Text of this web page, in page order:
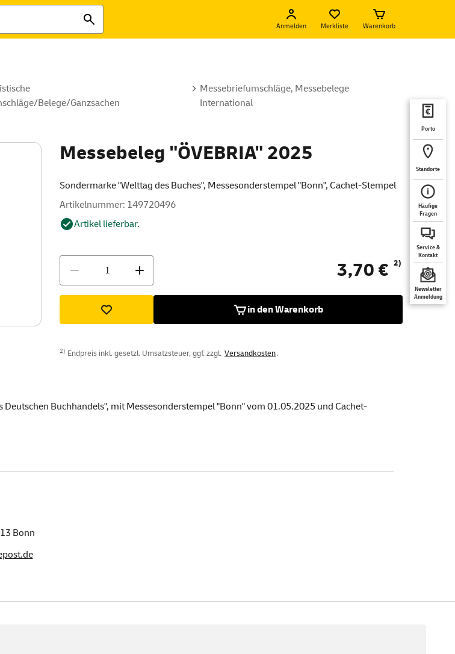
Anmelden Merkliste Warenkorb
Porto
Standorte
Häufige
Fragen
Service &
Kontakt
Newsletter
Anmeldung
Belege/Ganzsachen
Messebriefumschläge, Messebelege
International
Messebeleg "ÖVEBRIA" 2025
Sondermarke "Welttag des Buches", Messesonderstempel "Bonn", Cachet-Stempel
Artikelnummer: 149720496
Artikel lieferbar.
3,70 € 2)
in den Warenkorb
2) Endpreis inkl. gesetzl. Umsatzsteuer, ggf. zzgl. Versandkosten.
Buchhandels", mit Messesonderstempel "Bonn" vom 01.05.2025 und Cachet-
Bonn